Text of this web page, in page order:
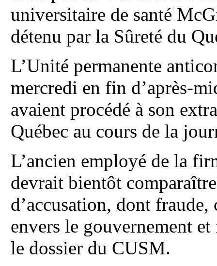
universitaire de santé
détenu par la Sûreté du
L’Unité permanente
mercredi en fin d’après-
avaient procédé à son
Québec au cours de la
L’ancien employé de la
devrait bientôt
d’accusation, dont
envers le gouvernement
le dossier du CUSM.